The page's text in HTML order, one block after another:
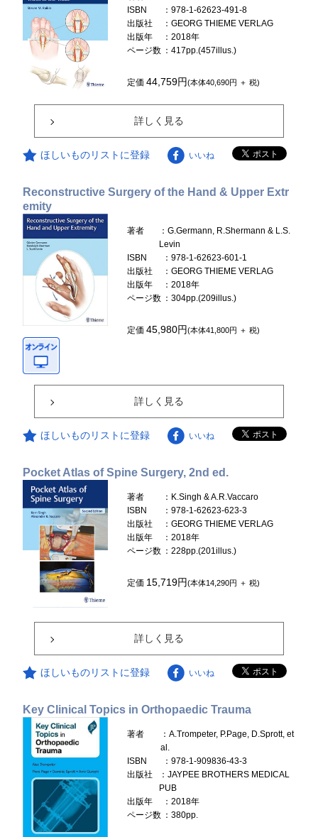
ISBN
：978-1-62623-491-8
出版社
：GEORG THIEME VERLAG
出版年
：2018年
ページ数 ：417pp.(457illus.)
定価44,759円(本体40,690円 ＋ 税)
詳しく見る
ほしいものリストに登録 いいね
Reconstructive Surgery of the Hand & Upper Extr
emity
著者
：G.Germann, R.Shermann & L.S.
Levin
ISBN
：978-1-62623-601-1
出版社
：GEORG THIEME VERLAG
出版年
：2018年
ページ数 ：304pp.(209illus.)
定価45,980円(本体41,800円 ＋ 税)
詳しく見る
ほしいものリストに登録 いいね
Pocket Atlas of Spine Surgery, 2nd ed.
著者
：K.Singh & A.R.Vaccaro
ISBN
：978-1-62623-623-3
出版社
：GEORG THIEME VERLAG
出版年
：2018年
ページ数 ：228pp.(201illus.)
定価 15,719円(本体14,290円 ＋ 税)
詳しく見る
ほしいものリストに登録 いいね
Key Clinical Topics in Orthopaedic Trauma
著者
：A.Trompeter, P.Page, D.Sprott, et
al.
ISBN
：978-1-909836-43-3
出版社
：JAYPEE BROTHERS MEDICAL
PUB
出版年
：2018年
ページ数 ：380pp.